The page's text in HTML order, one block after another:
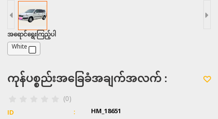
အရောင်ရွေးကြည့်ပါ
White
ကုန်ပစ္စည်းအခြေခံအချက်အလက် :
(0)
ID HM_18651